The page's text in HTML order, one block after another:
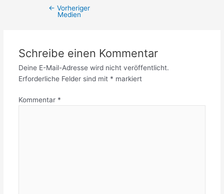
← Vorheriger
Medien
Schreibe einen Kommentar
Deine E-Mail-Adresse wird nicht veröffentlicht.
Erforderliche Felder sind mit * markiert
Kommentar *